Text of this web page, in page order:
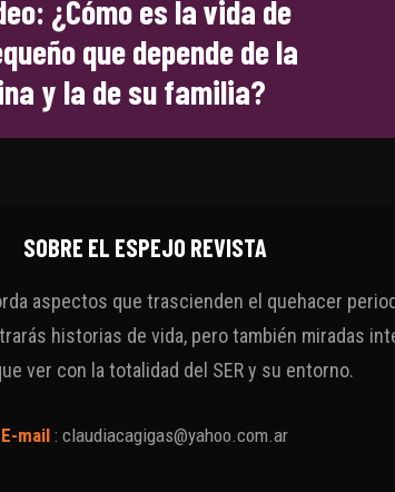
¿Cómo es la vida de
que depende de la
y la de su familia?
SOBRE EL ESPEJO REVISTA
aspectos que trascienden el quehacer
historias de vida, pero también miradas
ver con la totalidad del SER y su entorno.
E-mail : claudiacagigas@yahoo.com.ar